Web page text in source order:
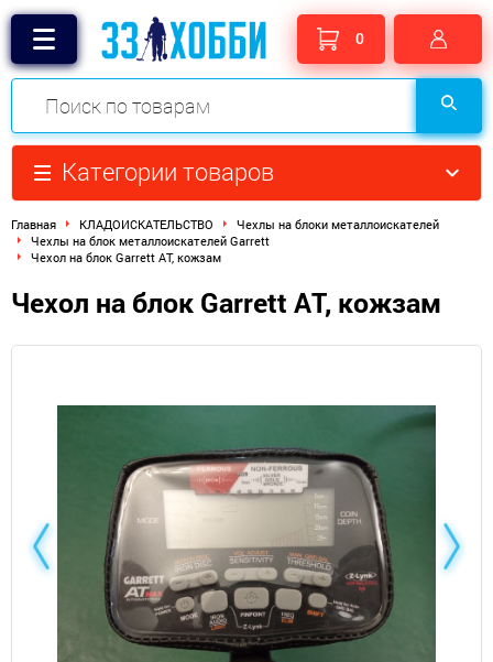
0
Категории товаров
Главная КЛАДОИСКАТЕЛЬСТВО
Чехлы на блоки металлоискателей
Чехлы на блок металлоискателей Garrett
Чехол на блок Garrett AT, кожзам
Чехол на блок Garrett AT, кожзам